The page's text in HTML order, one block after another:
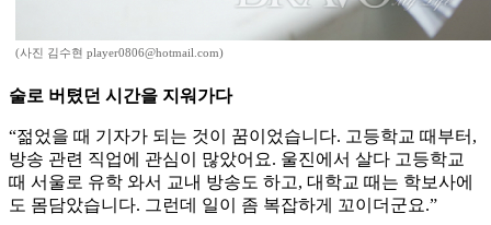
(사진 김수현 player0806@hotmail.com)
술로 버텼던 시간을 지워가다
“젊었을 때 기자가 되는 것이 꿈이었습니다. 고등학교 때부터,
방송 관련 직업에 관심이 많았어요. 울진에서 살다 고등학교
때 서울로 유학 와서 교내 방송도 하고, 대학교 때는 학보사에
도 몸담았습니다. 그런데 일이 좀 복잡하게 꼬이더군요.”